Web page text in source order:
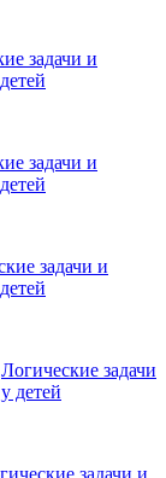
задачи и
задачи и
задачи и
Логические задачи
детей